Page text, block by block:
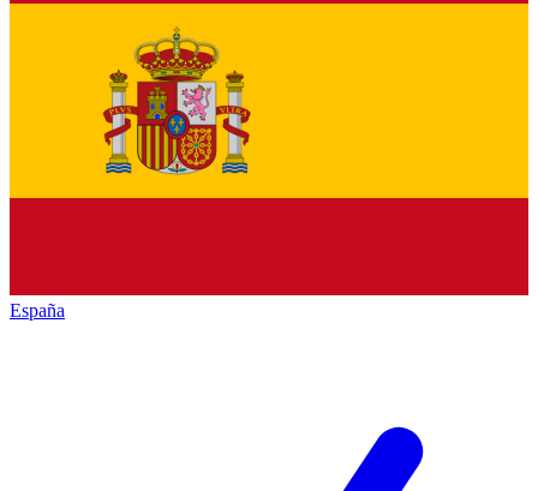
España